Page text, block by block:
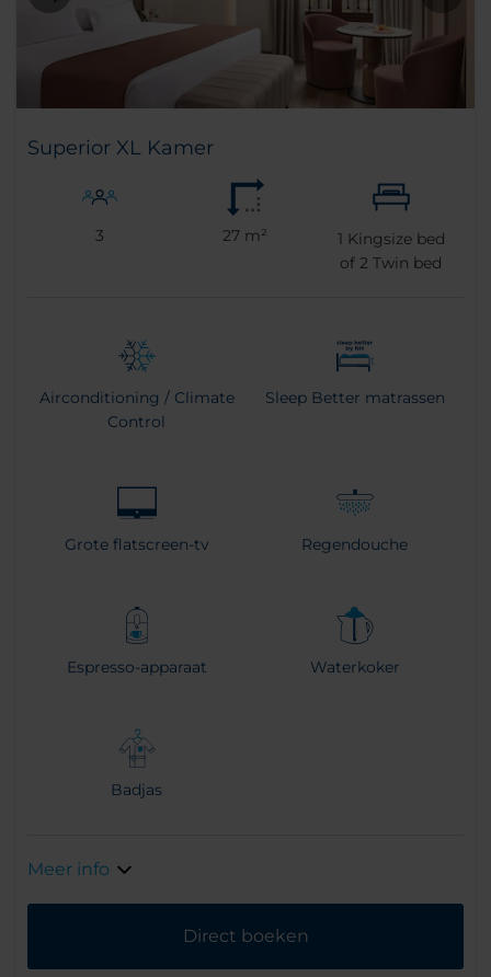
Superior XL Kamer
3 27 m² 1 Kingsize bed
of2 Twin bed
Airconditioning / Climate
Control
Sleep Better matrassen
Grote flatscreen-tv Regendouche
Espresso-apparaat Waterkoker
Badjas
Meer info
Direct boeken